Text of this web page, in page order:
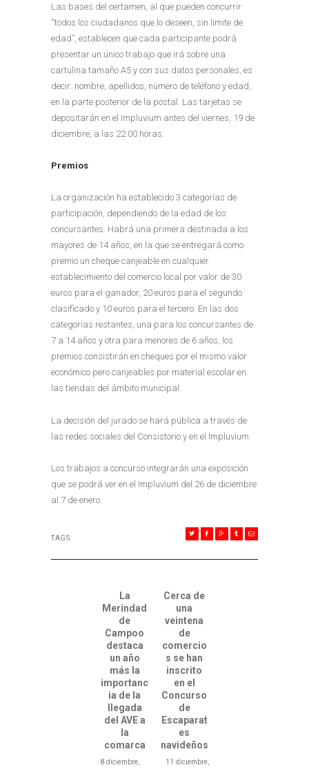
Las bases del certamen, al que pueden concurrir
“todos los ciudadanos que lo deseen, sin limite de
edad”, establecen que cada participante podrá
presentar un único trabajo que irá sobre una
cartulina tamaño A5 y con sus datos personales, es
decir: nombre, apellidos, número de teléfono y edad,
en la parte posterior de la postal. Las tarjetas se
depositarán en el Impluvium antes del viernes, 19 de
diciembre, a las 22.00 horas.
Premios
La organización ha establecido 3 categorías de
participación, dependiendo de la edad de los
concursantes. Habrá una primera destinada a los
mayores de 14 años, en la que se entregará como
premio un cheque canjeable en cualquier
establecimiento del comercio local por valor de 30
euros para el ganador, 20 euros para el segundo
clasificado y 10 euros para el tercero. En las dos
categorías restantes, una para los concursantes de
7 a 14 años y otra para menores de 6 años, los
premios consistirán en cheques por el mismo valor
económico pero canjeables por material escolar en
las tiendas del ámbito municipal.
La decisión del jurado se hará pública a través de
las redes sociales del Consistorio y en el Impluvium.
Los trabajos a concurso integrarán una exposición
que se podrá ver en el Impluvium del 26 de diciembre
al 7 de enero.
TAGS:
Previous post:
La
Merindad
de
Campoo
destaca
un año
más la
importanc
ia de la
llegada
del AVE a
la
comarca
8 diciembre,
Cerca de
una
veintena
de
comercio
s se han
inscrito
en el
Concurso
de
Escaparat
es
navideños
11 diciembre,